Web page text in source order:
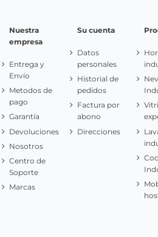
Nuestra
empresa
Entrega y
Envío
Metodos de
pago
Garantía
Devoluciones
Nosotros
Centro de
Soporte
Marcas
Su cuenta
Datos
personales
Historial de
pedidos
Factura por
abono
Direcciones